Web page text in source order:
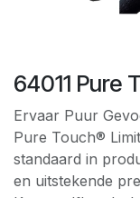
64011 Pure
Ervaar Puur
Pure Touch®
standaard in
en uitstekende